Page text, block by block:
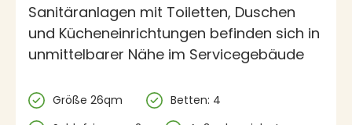
Sanitäranlagen mit Toiletten, Duschen
und Kücheneinrichtungen befinden sich in
unmittelbarer Nähe im Servicegebäude
Spezifikationen
Größe 26qm
Betten: 4